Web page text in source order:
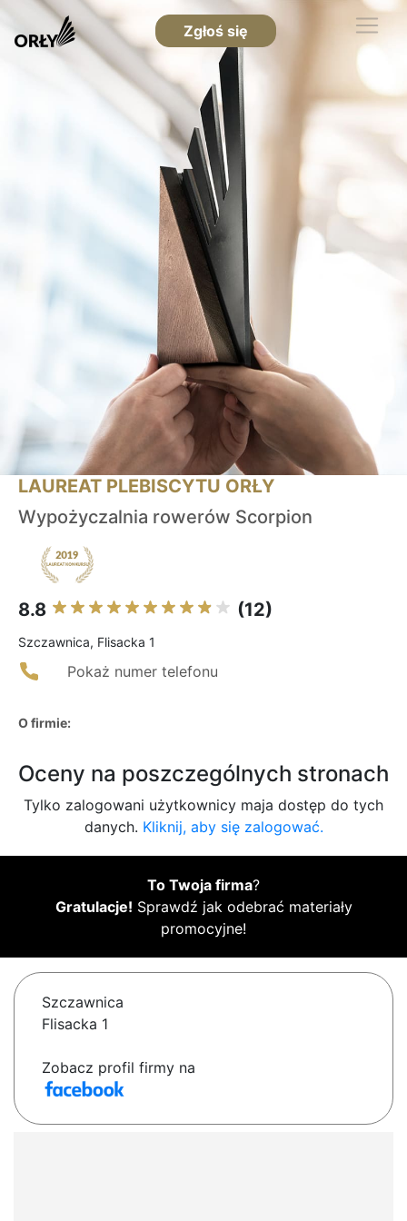
Zgłoś się
LAUREAT PLEBISCYTU ORŁY
Wypożyczalnia rowerów Scorpion
8.8 (12)
Szczawnica, Flisacka 1
Pokaż numer telefonu
O firmie:
Oceny na poszczególnych stronach
Tylko zalogowani użytkownicy maja dostęp do tych
danych. Kliknij, aby się zalogować.
To Twoja firma?
Gratulacje! Sprawdź jak odebrać materiały
promocyjne!
Szczawnica
Flisacka 1
Zobacz profil firmy na